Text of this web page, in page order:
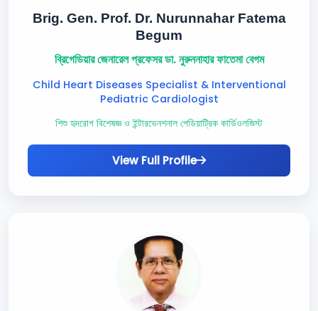
Brig. Gen. Prof. Dr. Nurunnahar Fatema
Begum
ব্রিগেডিয়ার জেনারেল প্রফেসর ডা. নুরুননাহার ফাতেমা বেগম
Child Heart Diseases Specialist & Interventional
Pediatric Cardiologist
শিশু হৃদরোগ বিশেষজ্ঞ ও ইন্টারভেনশনাল পেডিয়াট্রিক কার্ডিওলজিস্ট
View Full Profile